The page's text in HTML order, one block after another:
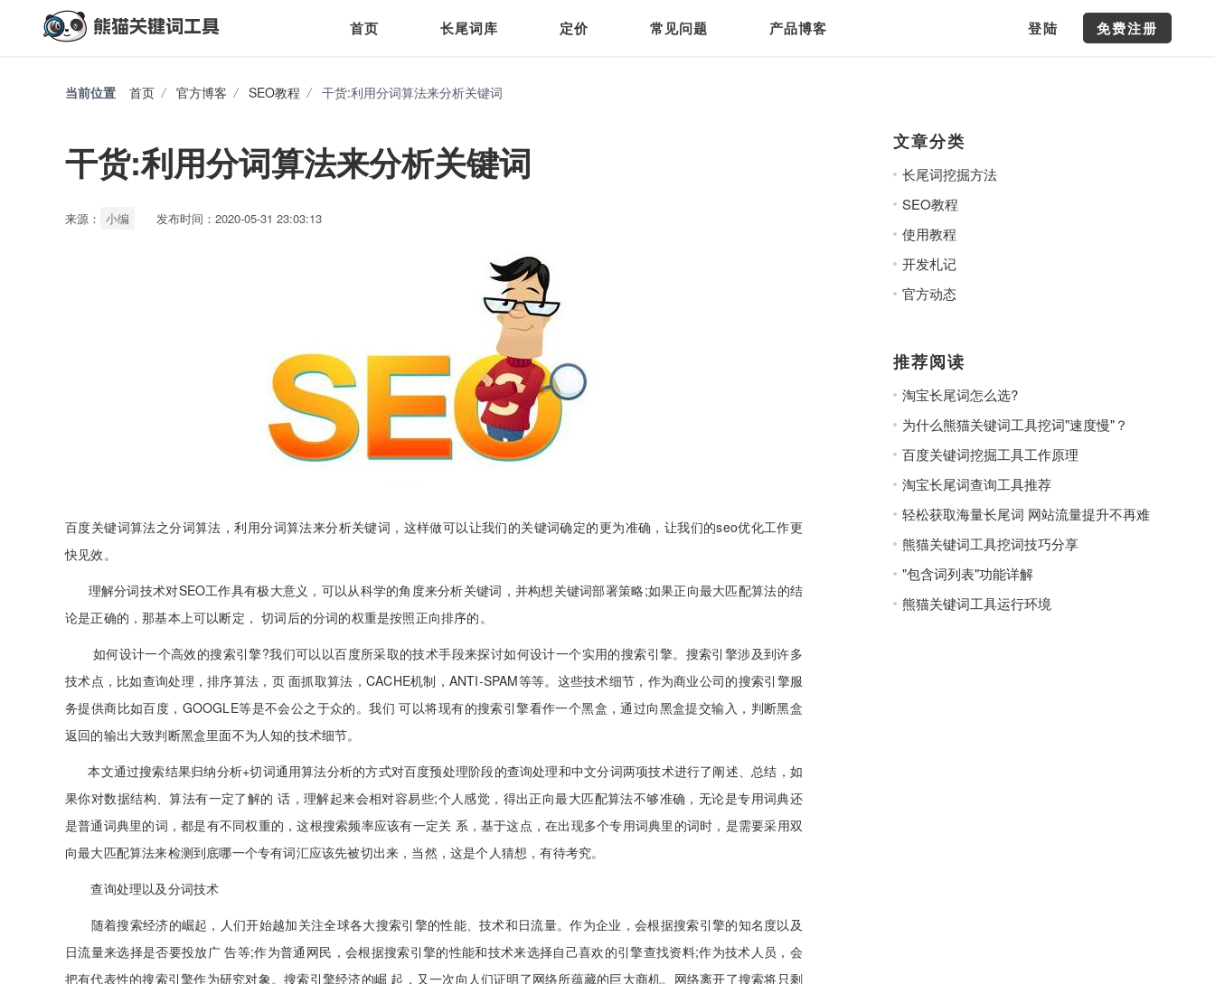
首页 长尾词库 定价 常见问题 产品博客 登陆 免费注册
当前位置 首页 / 官方博客 / SEO教程 / 干货:利用分词算法来分析关键词
干货:利用分词算法来分析关键词
来源： 小编 发布时间：2020-05-31 23:03:13
百度关键词算法之分词算法，利用分词算法来分析关键词，这样做可以让我们的关键词确定的更为准确，让我们的seo优化工作更
快见效。
理解分词技术对SEO工作具有极大意义，可以从科学的角度来分析关键词，并构想关键词部署策略;如果正向最大匹配算法的结
论是正确的，那基本上可以断定， 切词后的分词的权重是按照正向排序的。
如何设计一个高效的搜索引擎?我们可以以百度所采取的技术手段来探讨如何设计一个实用的搜索引擎。搜索引擎涉及到许多
技术点，比如查询处理，排序算法，页 面抓取算法，CACHE机制，ANTI-SPAM等等。这些技术细节，作为商业公司的搜索引擎服
务提供商比如百度，GOOGLE等是不会公之于众的。我们 可以将现有的搜索引擎看作一个黑盒，通过向黑盒提交输入，判断黑盒
返回的输出大致判断黑盒里面不为人知的技术细节。
本文通过搜索结果归纳分析+切词通用算法分析的方式对百度预处理阶段的查询处理和中文分词两项技术进行了阐述、总结，如
果你对数据结构、算法有一定了解的 话，理解起来会相对容易些;个人感觉，得出正向最大匹配算法不够准确，无论是专用词典还
是普通词典里的词，都是有不同权重的，这根搜索频率应该有一定关 系，基于这点，在出现多个专用词典里的词时，是需要采用双
向最大匹配算法来检测到底哪一个专有词汇应该先被切出来，当然，这是个人猜想，有待考究。
查询处理以及分词技术
随着搜索经济的崛起，人们开始越加关注全球各大搜索引擎的性能、技术和日流量。作为企业，会根据搜索引擎的知名度以及
日流量来选择是否要投放广 告等;作为普通网民，会根据搜索引擎的性能和技术来选择自己喜欢的引擎查找资料;作为技术人员，会
把有代表性的搜索引擎作为研究对象。搜索引擎经济的崛 起，又一次向人们证明了网络所蕴藏的巨大商机。网络离开了搜索将只剩
文章分类
长尾词挖掘方法
SEO教程
使用教程
开发札记
官方动态
推荐阅读
淘宝长尾词怎么选?
为什么熊猫关键词工具挖词"速度慢"？
百度关键词挖掘工具工作原理
淘宝长尾词查询工具推荐
轻松获取海量长尾词 网站流量提升不再难
熊猫关键词工具挖词技巧分享
"包含词列表"功能详解
熊猫关键词工具运行环境